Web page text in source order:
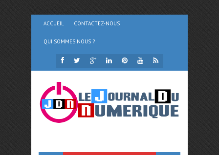
ACCUEIL CONTACTEZ-NOUS
QUI SOMMES NOUS ?